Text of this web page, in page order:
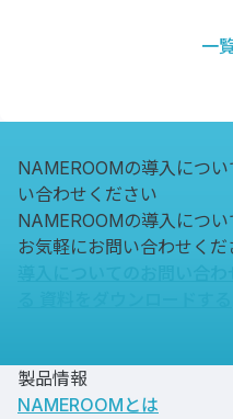
一
NAMEROOMの導入につい
い合わせください
NAMEROOMの導入につい
お気軽にお問い合わせくだ
製品情報
NAMEROOMとは